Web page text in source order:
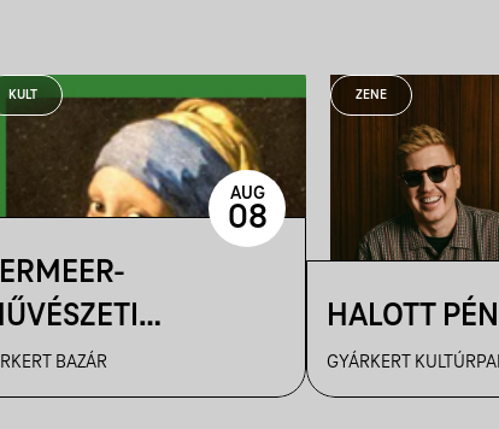
KULT
BAZÁR
AUG
08
ZENE
HALOTT
GYÁRKERT